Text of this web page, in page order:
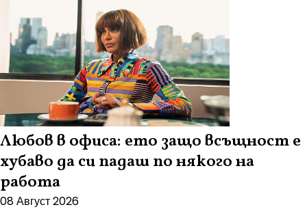
Любов в офиса: ето защо всъщност е
хубаво да си падаш по някого на
работа
08 Август 2026